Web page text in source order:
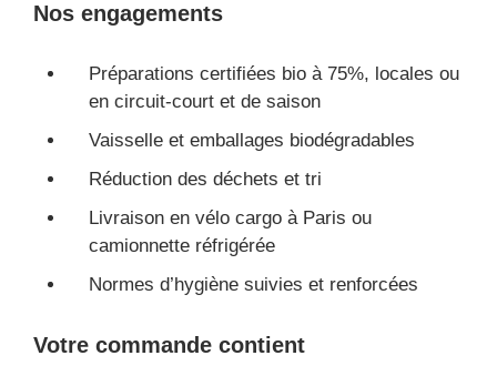
Nos engagements
Préparations certifiées bio à 75%, locales ou
en circuit-court et de saison
Vaisselle et emballages biodégradables
Réduction des déchets et tri
Livraison en vélo cargo à Paris ou
camionnette réfrigérée
Normes d’hygiène suivies et renforcées
Votre commande contient